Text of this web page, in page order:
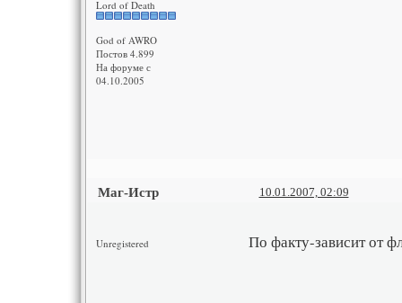
Lord of Death
God of AWRO
Постов 4.899
На форуме с
04.10.2005
Маг-Истр 10.01.2007, 02:09
Unregistered По факту-зависит от